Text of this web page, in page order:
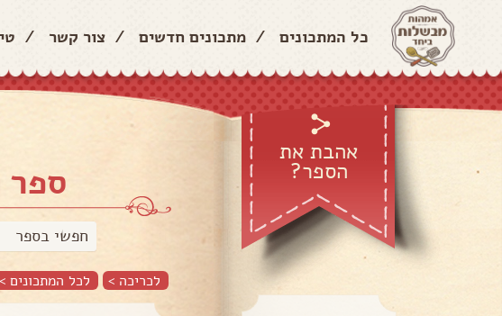
כל המתכונים / מתכונים חדשים / צור קשר /
אהבת את
הספר? ספר
חפשי בספר
לכריכה > לכל המתכונים >